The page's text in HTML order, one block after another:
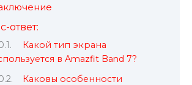
ответ:
Какой тип экрана
в Amazfit Band 7?
Каковы особенности